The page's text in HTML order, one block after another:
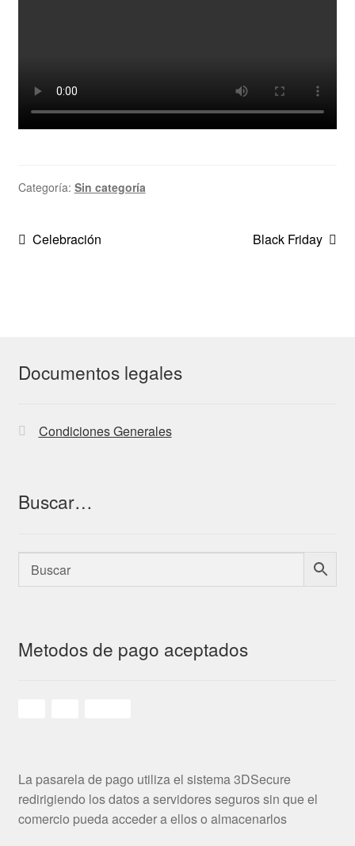
Categoría: Sin categoría
Navegación
Anterior:
Celebración Siguiente:
Black Friday
Documentos legales
Condiciones Generales
Buscar…
Metodos de pago aceptados
La pasarela de pago utiliza el sistema 3DSecure
redirigiendo los datos a servidores seguros sin que el
comercio pueda acceder a ellos o almacenarlos